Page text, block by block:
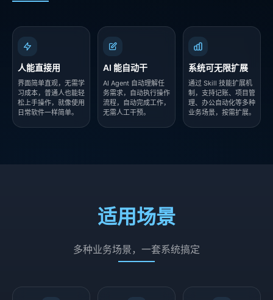
人能直接用
界面简单直观，无需学
习成本，普通人也能轻
松上手操作，就像使用
日常软件一样简单。
AI 能自动干
AI Agent 自动理解任
务需求，自动执行操作
流程，自动完成工作，
无需人工干预。
系统可无限扩展
通过 Skill 技能扩展机
制，支持记账、项目管
理、办公自动化等多种
业务场景，按需扩展。
适用场景
多种业务场景，一套系统搞定